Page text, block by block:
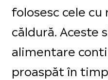
folosesc cele
căldură. Aceste
alimentare
proaspăt în